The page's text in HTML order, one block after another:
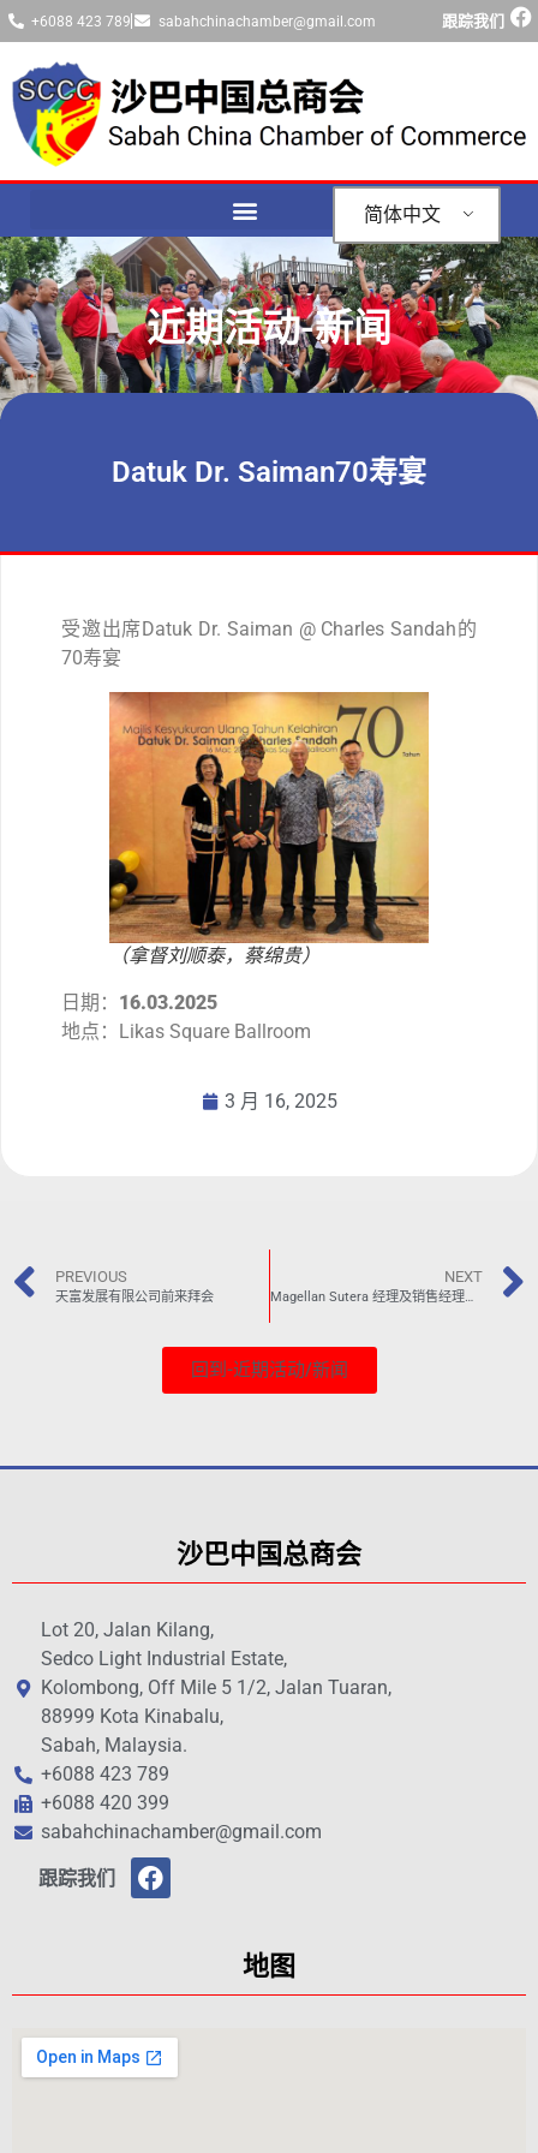
+6088 423 789 sabahchinachamber@gmail.com 跟踪我们
简体中文
近期活动-新闻
Datuk Dr. Saiman70寿宴
受邀出席Datuk Dr. Saiman @ Charles Sandah的
70寿宴
（拿督刘顺泰，蔡绵贵）
日期： 16.03.2025
地点：Likas Square Ballroom
3 月 16, 2025
PREVIOUS
天富发展有限公司前来拜会
NEXT
Magellan Sutera 经理及销售经理等人前来拜会
回到-近期活动/新闻
沙巴中国总商会
Lot 20, Jalan Kilang,
Sedco Light Industrial Estate,
Kolombong, Off Mile 5 1/2, Jalan Tuaran,
88999 Kota Kinabalu,
Sabah, Malaysia.
+6088 423 789
+6088 420 399
sabahchinachamber@gmail.com
跟踪我们
地图